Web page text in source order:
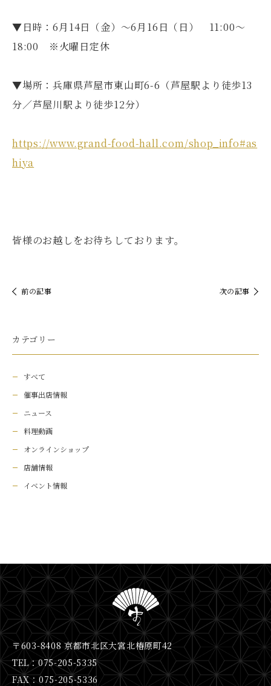
▼日時：6月14日（金）～6月16日（日） 11:00～
18:00 ※火曜日定休
▼場所：兵庫県芦屋市東山町6-6（芦屋駅より徒歩13
分／芦屋川駅より徒歩12分）
https://www.grand-food-hall.com/shop_info#as
hiya
皆様のお越しをお待ちしております。
前の記事 次の記事
カテゴリー
すべて
催事出店情報
ニュース
料理動画
オンラインショップ
店舗情報
イベント情報
〒603-8408 京都市北区大宮北椿原町42
TEL：075-205-5335
FAX：075-205-5336